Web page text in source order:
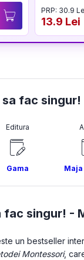
PRP: 30.9
13.9 Lei
fac singur!
Editura
Gama
fac singur! -
un bestseller
Montessori,